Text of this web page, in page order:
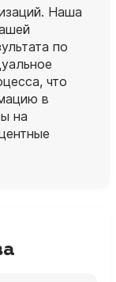
Наша
по
что
в
на